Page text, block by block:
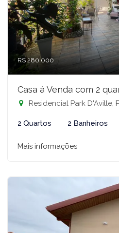
R$ 280.000
Casa à Venda com 2
Residencial Park D'Aville,
2 Quartos 2 Banheiros
Mais informações